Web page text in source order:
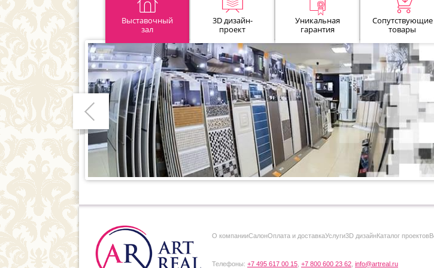
Выставочный
зал
3D дизайн-
проект
Уникальная
гарантия
Сопутствующие
товары
Предыдущий
О компанииCалонОплата и доставкаУслуги3D дизайнКаталог проектов
Телефоны: +7 495 617 00 15 +7 800 600 23 62 info@artreal.ru